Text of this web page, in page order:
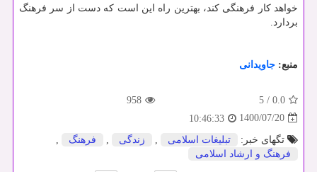
خواهد کار فرهنگی کند، بهترین راه این است که دست از سر فرهنگ
بردارد.
منبع: جاویدانی
0.0
/
5
958
1400/07/20
10:46:33
تگهای خبر:
تبلیغات اسلامی زندگی فرهنگ
فرهنگ و ارشاد اسلامی